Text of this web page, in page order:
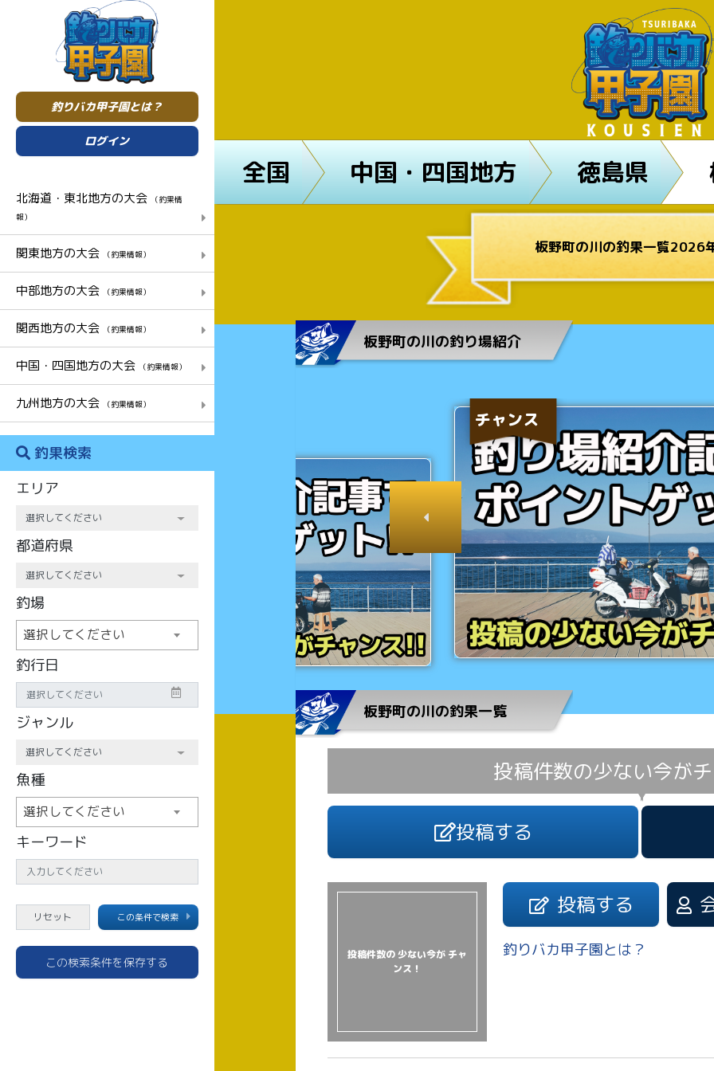
釣りバカ甲子園とは？
ログイン
北海道・東北地方の大会
（釣果情
報）
関東地方の大会 （釣果情報）
中部地方の大会 （釣果情報）
関西地方の大会 （釣果情報）
中国・四国地方の大会 （釣果情報）
九州地方の大会 （釣果情報）
釣果検索
エリア
都道府県
釣場
選択してください
釣行日
ジャンル
魚種
選択してください
キーワード
この条件で検索
この検索条件を保存する
全国 中国・四国地方 徳島県
板野町の川の釣果一覧2026
板野町の川の釣り場紹介
チャンス
チャンス
板野町の川の釣果一覧
投稿件数の少ない今が
投稿する
投稿件数の 少ない今が チャ
ンス！
投稿する
釣りバカ甲子園とは？